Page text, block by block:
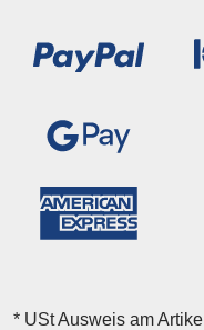
*USt Ausweis am